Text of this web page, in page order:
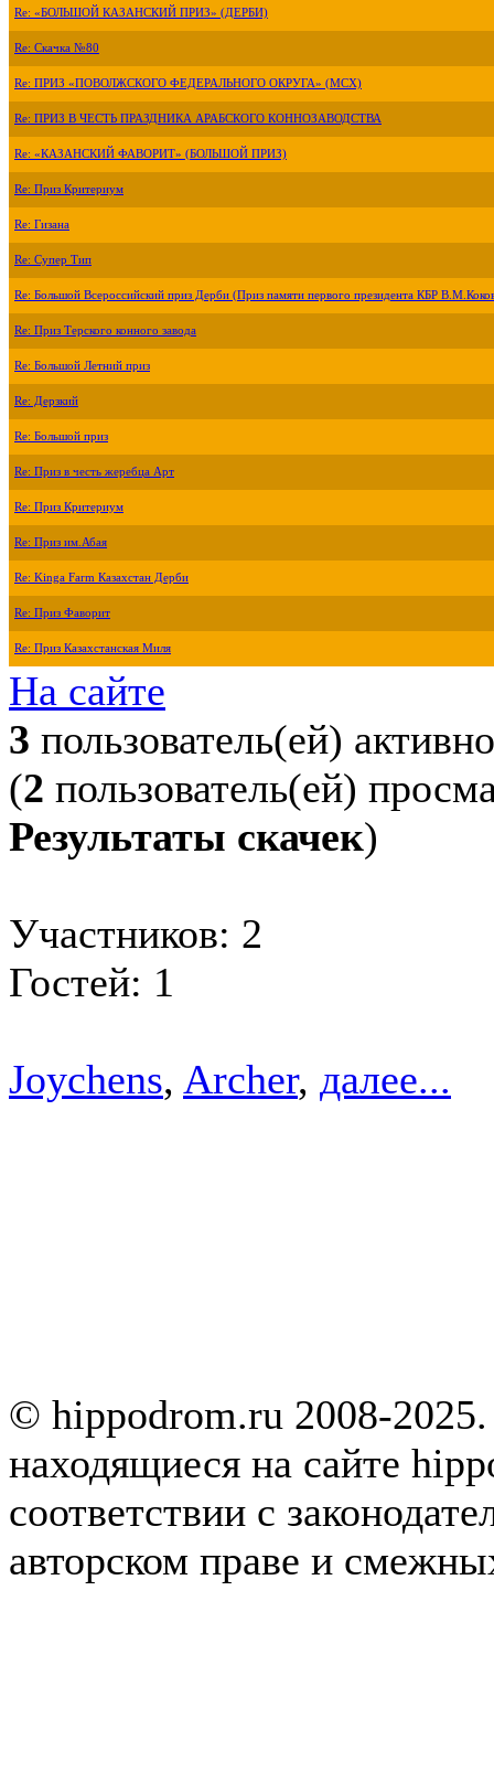
Re: «БОЛЬШОЙ КАЗАНСКИЙ ПРИЗ» (ДЕРБИ)
Re: Скачка №80
Re: ПРИЗ «ПОВОЛЖСКОГО ФЕДЕРАЛЬНОГО ОКРУГА» (МСХ)
Re: ПРИЗ В ЧЕСТЬ ПРАЗДНИКА АРАБСКОГО КОННОЗАВОДСТВА
Re: «КАЗАНСКИЙ ФАВОРИТ» (БОЛЬШОЙ ПРИЗ)
Re: Приз Критериум
Re: Гизана
Re: Супер Тип
Re: Большой Всероссийский приз Дерби (Приз памяти первого президента КБР
Re: Приз Терского конного завода
Re: Большой Летний приз
Re: Дерзкий
Re: Большой приз
Re: Приз в честь жеребца Арт
Re: Приз Критериум
Re: Приз им.Абая
Re: Kinga Farm Казахстан Дерби
Re: Приз Фаворит
Re: Приз Казахстанская Миля
На сайте
3 пользователь(ей) активно
(2 пользователь(ей)
Результаты скачек)
Участников: 2
Гостей: 1
Joychens, Archer, далее...
© hippodrom.ru 2008-
находящиеся на сайте
соответствии с
авторском праве и